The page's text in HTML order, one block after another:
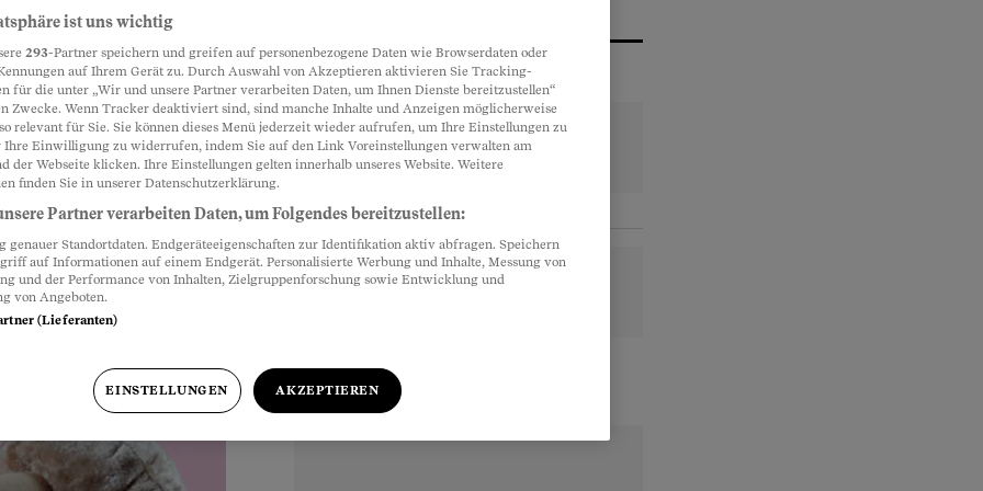
lanciert,
an
sich die Aufregung
Partnerinhalte
ist uns wichtig
293-Partner speichern und greifen auf personenbezogene Daten wie Browserdaten oder
auf Ihrem Gerät zu. Durch Auswahl von Akzeptieren aktivieren Sie Tracking-
für die unter „Wir und unsere Partner verarbeiten Daten, um Ihnen Dienste bereitzustellen“
Zwecke. Wenn Tracker deaktiviert sind, sind manche Inhalte und Anzeigen möglicherweise
relevant für Sie. Sie können dieses Menü jederzeit wieder aufrufen, um Ihre Einstellungen zu
Ihre Einwilligung zu widerrufen, indem Sie auf den Link Voreinstellungen verwalten am
der Webseite klicken. Ihre Einstellungen gelten innerhalb unseres Website. Weitere
finden Sie in unserer Datenschutzerklärung.
Partner verarbeiten Daten, um Folgendes bereitzustellen:
genauer Standortdaten. Endgeräteeigenschaften zur Identifikation aktiv abfragen. Speichern
auf Informationen auf einem Endgerät. Personalisierte Werbung und Inhalte, Messung von
und der Performance von Inhalten, Zielgruppenforschung sowie Entwicklung und
von Angeboten.
(Lieferanten)
EINSTELLUNGEN AKZEPTIEREN